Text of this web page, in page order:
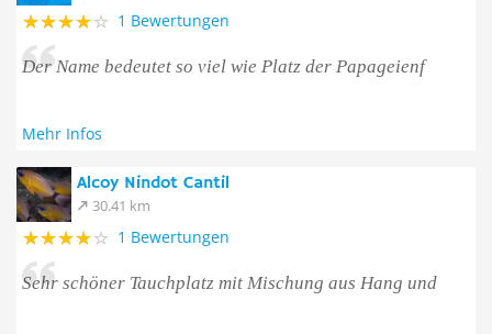
1 Bewertungen
Der Name bedeutet so viel wie Platz der Papageienf
Mehr Infos
Alcoy Nindot Cantil
30.41 km
1 Bewertungen
Sehr schöner Tauchplatz mit Mischung aus Hang und